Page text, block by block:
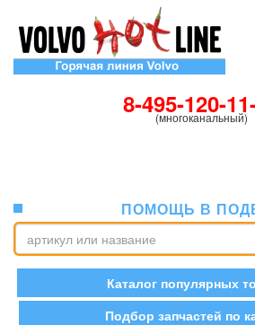
8-495-120-
(многоканальный)
ПОМОЩЬ В
Каталог популярных
Подбор запчастей по